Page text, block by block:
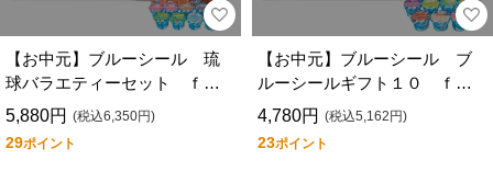
【お中元】ブルーシール 琉
球バラエティーセット ｆｂ
ｓ－５０３３３２
5,880円 (税込6,350円)
29ポイント
【お中元】ブルーシール ブ
ルーシールギフト１０ ｆｂ
ｓ－５０３３４０
4,780円 (税込5,162円)
23ポイント